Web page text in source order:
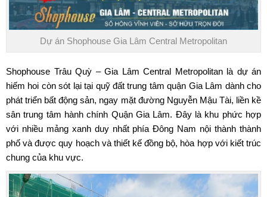
Dự án Shophouse Gia Lâm Central Metropolitan
Shophouse Trâu Quỳ – Gia Lâm Central Metropolitanlà dự án
hiếm hoi còn sót lại tại quỹ đất trung tâm quận Gia Lâm dành cho
phát triển bất động sản, ngay mặt đường Nguyễn Mậu Tài, liền kề
sân trung tâm hành chính Quận Gia Lâm. Đây là khu phức hợp
với nhiều mảng xanh duy nhất phía Đông Nam nội thành thành
phố và được quy hoạch và thiết kế đồng bộ, hòa hợp với kiết trúc
chung của khu vực.